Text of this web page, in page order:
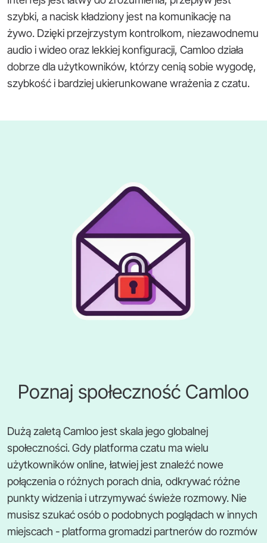
szybki, a nacisk kładziony jest na komunikację na
żywo. Dzięki przejrzystym kontrolkom, niezawodnemu
audio i wideo oraz lekkiej konfiguracji, Camloo działa
dobrze dla użytkowników, którzy cenią sobie wygodę,
szybkość i bardziej ukierunkowane wrażenia z czatu.
Poznaj społeczność Camloo
Dużą zaletą Camloo jest skala jego globalnej
społeczności. Gdy platforma czatu ma wielu
użytkowników online, łatwiej jest znaleźć nowe
połączenia o różnych porach dnia, odkrywać różne
punkty widzenia i utrzymywać świeże rozmowy. Nie
musisz szukać osób o podobnych poglądach w innych
miejscach - platforma gromadzi partnerów do rozmów